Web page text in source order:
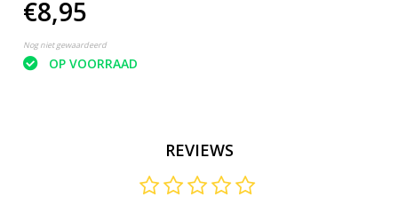
Nep planten
€8,95
Nog niet gewaardeerd
OP VOORRAAD
REVIEWS